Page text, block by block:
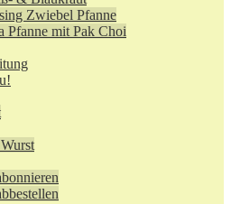
Zwiebel Pfanne
Pfanne mit Pak Choi